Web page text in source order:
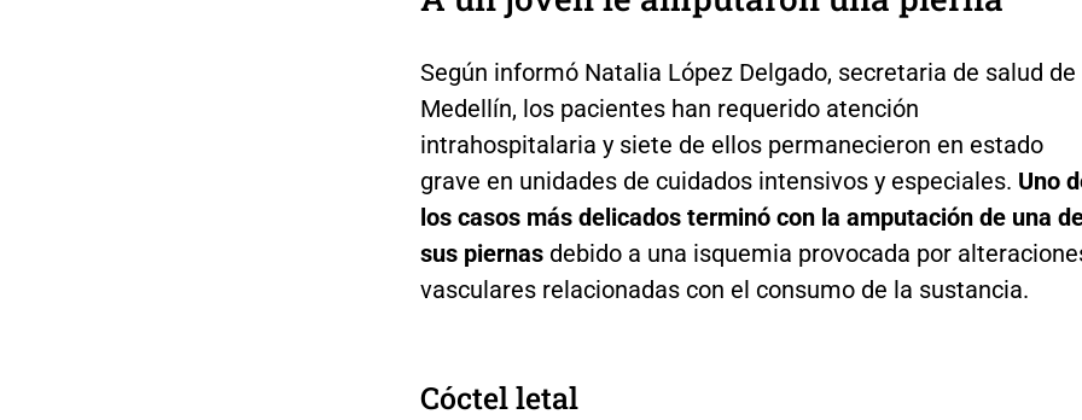
Según informó Natalia López Delgado, secretaria de salud de
Medellín, los pacientes han requerido atención
intrahospitalaria y siete de ellos permanecieron en estado
grave en unidades de cuidados intensivos y especiales. Uno
los casos más delicados terminó con la amputación de una
sus piernas debido a una isquemia provocada por
vasculares relacionadas con el consumo de la sustancia.
Cóctel letal